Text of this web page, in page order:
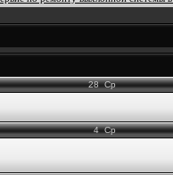
28 Ср
4 Ср